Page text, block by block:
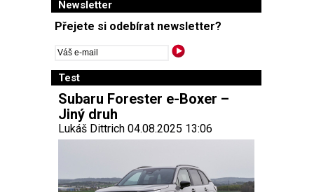
Newsletter
Přejete si odebírat newsletter?
Test
Subaru Forester e-Boxer –
Jiný druh
Lukáš Dittrich 04.08.2025 13:06